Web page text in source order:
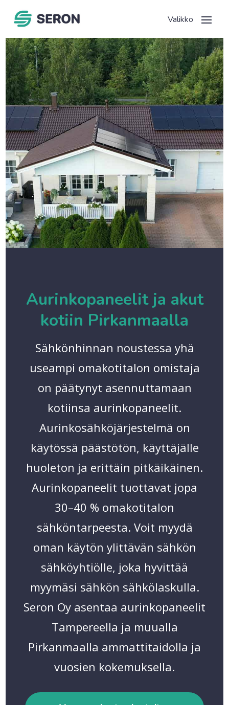
Aurinkopaneelit ja akut
kotiin Pirkanmaalla
Sähkönhinnan noustessa yhä
useampi omakotitalon omistaja
on päätynyt asennuttamaan
kotiinsa aurinkopaneelit.
Aurinkosähköjärjestelmä on
käytössä päästötön, käyttäjälle
huoleton ja erittäin pitkäikäinen.
Aurinkopaneelit tuottavat jopa
30–40 % omakotitalon
sähköntarpeesta. Voit myydä
oman käytön ylittävän sähkön
sähköyhtiölle, joka hyvittää
myymäsi sähkön sähkölaskulla.
Seron Oy asentaa aurinkopaneelit
Tampereella ja muualla
Pirkanmaalla ammattitaidolla ja
vuosien kokemuksella.